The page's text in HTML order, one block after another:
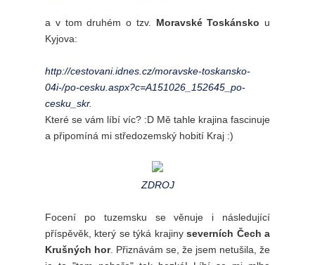
a v tom druhém o tzv. Moravské Toskánsko u
Kyjova:
http://cestovani.idnes.cz/moravske-toskansko-
04i-/po-cesku.aspx?c=A151026_152645_po-
cesku_skr.
Které se vám líbí víc? :D Mě tahle krajina fascinuje
a připomíná mi středozemský hobití Kraj :)
ZDROJ
Focení po tuzemsku se věnuje i následující
příspěvěk, který se týká krajiny severních Čech a
Krušných hor. Přiznávám se, že jsem netušila, že